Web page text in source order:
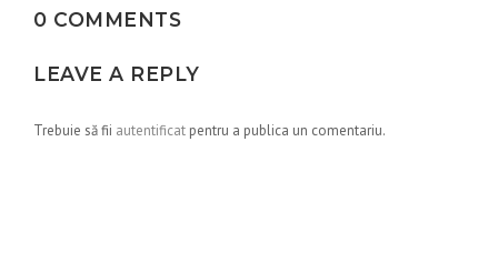
0 COMMENTS
LEAVE A REPLY
Trebuie să fii autentificat pentru a publica un comentariu.